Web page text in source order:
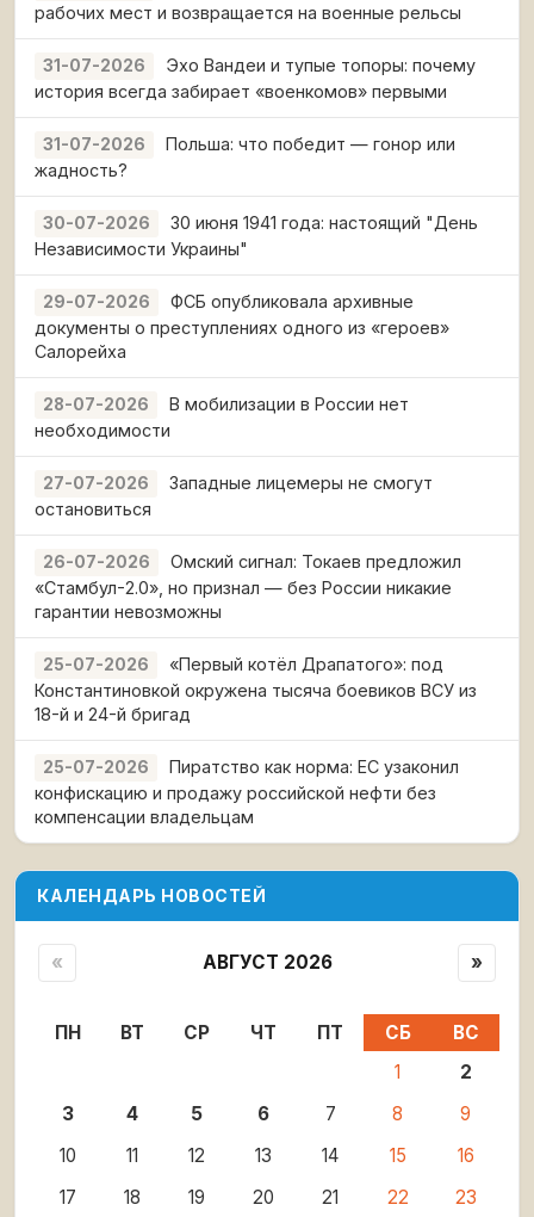
рабочих мест и возвращается на военные рельсы
31-07-2026
Эхо Вандеи и тупые топоры: почему
история всегда забирает «военкомов» первыми
31-07-2026
Польша: что победит — гонор или
жадность?
30-07-2026
30 июня 1941 года: настоящий "День
Независимости Украины"
29-07-2026
ФСБ опубликовала архивные
документы о преступлениях одного из «героев»
Салорейха
28-07-2026
В мобилизации в России нет
необходимости
27-07-2026
Западные лицемеры не смогут
остановиться
26-07-2026
Омский сигнал: Токаев предложил
«Стамбул-2.0», но признал — без России никакие
гарантии невозможны
25-07-2026
«Первый котёл Драпатого»: под
Константиновкой окружена тысяча боевиков ВСУ из
18-й и 24-й бригад
25-07-2026
Пиратство как норма: ЕС узаконил
конфискацию и продажу российской нефти без
компенсации владельцам
КАЛЕНДАРЬ НОВОСТЕЙ
« АВГУСТ 2026 »
ПН ВТ СР ЧТ ПТ СБ
ВС
1
2
3
4 5 6 7 8
9
10
11 12 13 14 15
16
17
18 19 20 21 22
23